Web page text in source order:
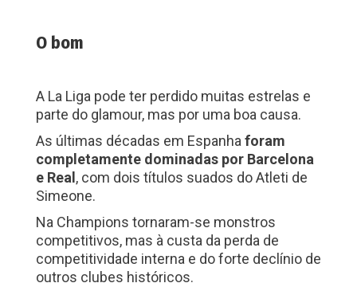
O bom
A La Liga pode ter perdido muitas estrelas e
parte do glamour, mas por uma boa causa.
As últimas décadas em Espanha foram
completamente dominadas por Barcelona
e Real , com dois títulos suados do Atleti de
Simeone.
Na Champions tornaram-se monstros
competitivos, mas à custa da perda de
competitividade interna e do forte declínio de
outros clubes históricos.